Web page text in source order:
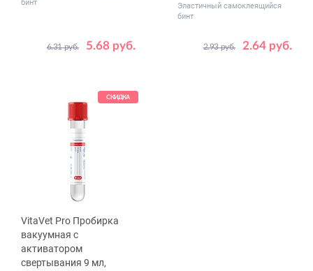
бинт
5.68 руб.
6.31 руб.
Размер 5 см x 4.5 м
Эластичный самоклеящийся
бинт
2.64 руб.
2.93 руб.
Размер
2.5 см x 4.5 м
СКИДКА
VitaVet Pro Пробирка
вакуумная с
активатором
свертывания 9 мл,